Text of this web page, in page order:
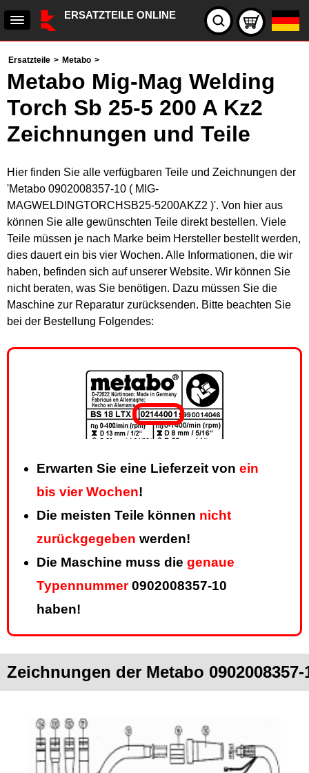
ERSATZTEILE ONLINE
Ersatzteile > Metabo >
Metabo Mig-Mag Welding
Torch Sb 25-5 200 A Kz2
Zeichnungen und Teile
Hier finden Sie alle verfügbaren Teile und Zeichnungen der
'Metabo 0902008357-10 ( MIG-
MAGWELDINGTORCHSB25-5200AKZ2 )'. Von hier aus
können Sie alle gewünschten Teile direkt bestellen. Viele
Teile müssen je nach Marke beim Hersteller bestellt werden,
dies dauert ein bis vier Wochen. Alle Informationen, die wir
haben, befinden sich auf unserer Website. Wir können Sie
nicht beraten, was Sie benötigen. Dazu müssen Sie die
Maschine zur Reparatur zurücksenden. Bitte beachten Sie
bei der Bestellung Folgendes:
Erwarten Sie eine Lieferzeit von ein
bis vier Wochen!
Die meisten Teile können nicht
zurückgegeben werden!
Die Maschine muss die genaue
Typennummer0902008357-10
haben!
Zeichnungen der Metabo